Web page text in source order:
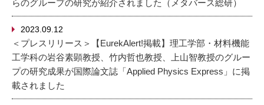
らのグループの研究が紹介されました（メタバース総研）
2023.09.12
＜プレスリリース＞【EurekAlert!掲載】理工学部・材料機能
工学科の岩谷素顕教授、竹内哲也教授、上山智教授のグルー
プの研究成果が国際論文誌「Applied Physics Express」に掲
載されました